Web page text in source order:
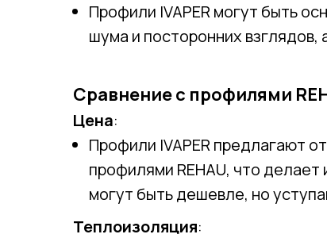
Профили IVAPER могут быть
шума и посторонних
Сравнение с профилями
Цена:
Профили IVAPER предлагают
профилями REHAU, что
могут быть дешевле, но
Теплоизоляция: